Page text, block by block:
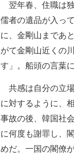
翌年春、住職は
儒者の遺品が入っ
に、金剛山まであ
がて金剛山近くの
す」。船頭の言葉
共感は自分の立
に対するように、
事故の後、韓国社
に何度も謝罪し、
めだ。一国の閣僚